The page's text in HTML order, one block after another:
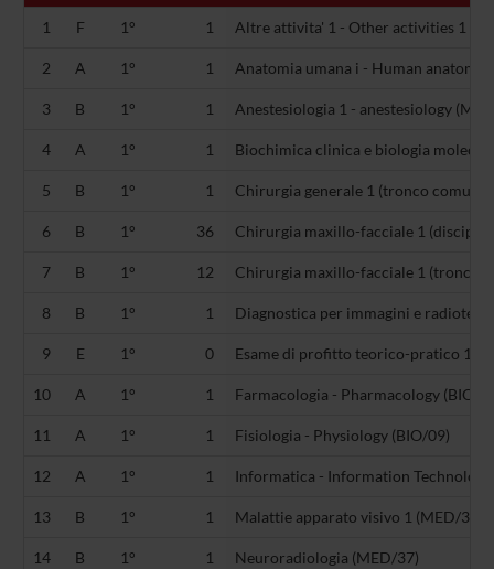
1 F 1° 1 Altre attivita' 1 - Other activities 1 (-)
2 A 1° 1 Anatomia umana i - Human anatomy
3 B 1° 1 Anestesiologia 1 - anestesiology
4 A 1° 1 Biochimica clinica e biologia
5 B 1° 1 Chirurgia generale 1 (tronco comune
6 B 1° 36 Chirurgia maxillo-facciale 1
7 B 1° 12 Chirurgia maxillo-facciale 1 (tronco
8 B 1° 1 Diagnostica per immagini e
9 E 1° 0 Esame di profitto teorico-pratico 1 (-)
10 A 1° 1 Farmacologia - Pharmacology (BIO/
11 A 1° 1 Fisiologia - Physiology (BIO/09)
12 A 1° 1 Informatica - Information Technology
13 B 1° 1 Malattie apparato visivo 1 (MED/30)
14 B 1° 1 Neuroradiologia (MED/37)